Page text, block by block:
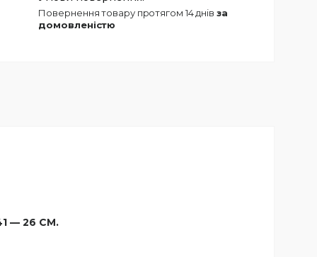
повернення товару протягом 14 днів за
домовленістю
— 26 СМ.